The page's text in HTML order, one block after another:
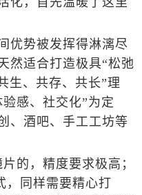
势被发挥得淋漓尽
然适合打造极具“松弛
生、共存、共长”理
感、社交化”为定
、酒吧、手工工坊等
，精度要求极高；
，同样需要精心打